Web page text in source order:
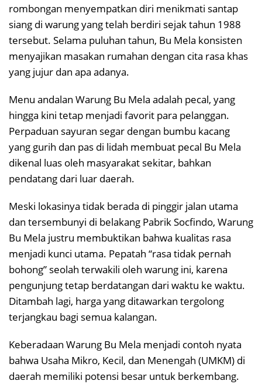
rombongan menyempatkan diri menikmati santap
siang di warung yang telah berdiri sejak tahun 1988
tersebut. Selama puluhan tahun, Bu Mela konsisten
menyajikan masakan rumahan dengan cita rasa khas
yang jujur dan apa adanya.
Menu andalan Warung Bu Mela adalah pecal, yang
hingga kini tetap menjadi favorit para pelanggan.
Perpaduan sayuran segar dengan bumbu kacang
yang gurih dan pas di lidah membuat pecal Bu Mela
dikenal luas oleh masyarakat sekitar, bahkan
pendatang dari luar daerah.
Meski lokasinya tidak berada di pinggir jalan utama
dan tersembunyi di belakang Pabrik Socfindo, Warung
Bu Mela justru membuktikan bahwa kualitas rasa
menjadi kunci utama. Pepatah “rasa tidak pernah
bohong” seolah terwakili oleh warung ini, karena
pengunjung tetap berdatangan dari waktu ke waktu.
Ditambah lagi, harga yang ditawarkan tergolong
terjangkau bagi semua kalangan.
Keberadaan Warung Bu Mela menjadi contoh nyata
bahwa Usaha Mikro, Kecil, dan Menengah (UMKM) di
daerah memiliki potensi besar untuk berkembang.